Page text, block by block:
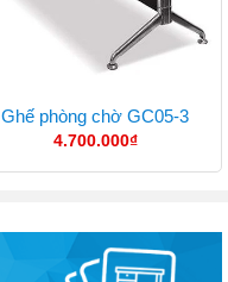
Ghế phòng chờ GC05-3
4.700.000₫